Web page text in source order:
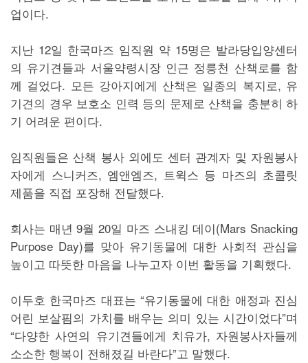
업이다.
지난 12일 한국마즈 임직원 약 15명은 발라당입양센터
의 유기견들과 서울약령시장 인근 정릉천 산책로를 함
께 걸었다. 모든 강아지에게 산책은 일종의 복지로, 유
기견의 경우 보호소 인력 등의 문제로 산책을 충분히 하
기 어려운 편이다.
임직원들은 산책 봉사 외에도 센터 관계자 및 자원봉사
자에게 스니커즈, 엠앤엠즈, 트윅스 등 마즈의 초콜릿
제품을 직접 포장해 전달했다.
회사는 매년 9월 20일 마즈 스내킹 데이(Mars Snacking
Purpose Day)를 맞아 유기동물에 대한 사회적 관심을
높이고 따뜻한 마음을 나누고자 이번 활동을 기획했다.
이두호 한국마즈 대표는 “유기동물에 대한 애정과 진심
어린 보살핌의 가치를 배우는 의미 있는 시간이었다”며
“다양한 사연의 유기견들에게 치유가, 자원봉사자들께
소소한 행복이 전해졌길 바란다”고 말했다.